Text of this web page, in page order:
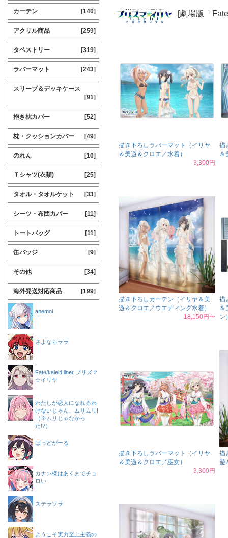
[劇場版「
描き下ろしラバーマット（イリヤ
＆美遊＆クロエ／水着）
3,300円
描
＆
描き下ろしカーテン（イリヤ＆美
遊＆クロエ／ウエディング水着）
18,150円〜
描
＆
ン
描き下ろしラバーマット（イリヤ
＆美遊＆クロエ／巫女）
3,300円
描
遊
カーテン [140]
アクリル商品 [259]
タペストリー [319]
ラバーマット [243]
スリーブ＆デッキケース
[91]
抱き枕カバー [52]
枕・クッションカバー [49]
のれん [10]
Ｔシャツ(衣類) [25]
タオル・タオルケット [33]
シーツ・布団カバー [11]
トートバッグ [11]
缶バッジ [9]
その他 [34]
海外発送対応商品 [199]
anemoi
さよならララ
Fate/kaleid liner プリズマ
☆イリヤ
わたしが恋人になれるわ
けないじゃん、ムリムリ!
（※ムリじゃなかっ
た!?）
ばっどがーる
カナン様はあくまでチョ
ロい
ステラソラ
ようこそ実力至上主義の